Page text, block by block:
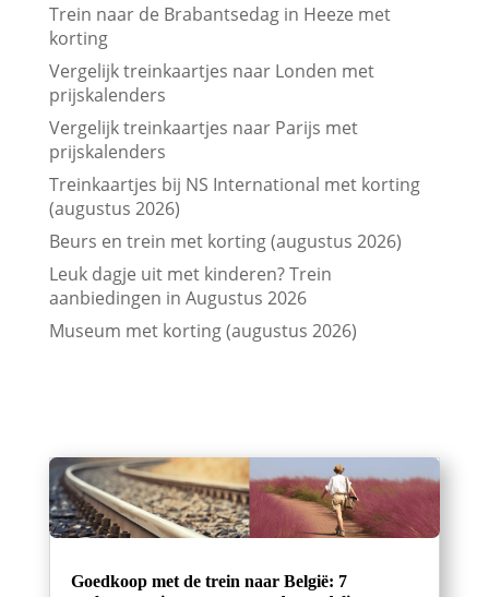
Trein naar de Brabantsedag in Heeze met
korting
Vergelijk treinkaartjes naar Londen met
prijskalenders
Vergelijk treinkaartjes naar Parijs met
prijskalenders
Treinkaartjes bij NS International met korting
(augustus 2026)
Beurs en trein met korting (augustus 2026)
Leuk dagje uit met kinderen? Trein
aanbiedingen in Augustus 2026
Museum met korting (augustus 2026)
Goedkoop met de trein naar België: 7